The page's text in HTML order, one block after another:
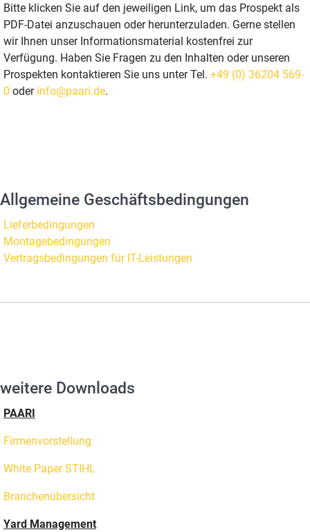
Bitte klicken Sie auf den jeweiligen Link, um das Prospekt als
PDF-Datei anzuschauen oder herunterzuladen. Gerne stellen
wir Ihnen unser Informationsmaterial kostenfrei zur
Verfügung. Haben Sie Fragen zu den Inhalten oder unseren
Prospekten kontaktieren Sie uns unter Tel. +49 (0) 36204 569-
0 oder info@paari.de.
Allgemeine Geschäftsbedingungen
Lieferbedingungen
Montagebedingungen
Vertragsbedingungen für IT-Leistungen
weitere Downloads
PAARI
Firmenvorstellung
White Paper STIHL
Branchenübersicht
Yard Management